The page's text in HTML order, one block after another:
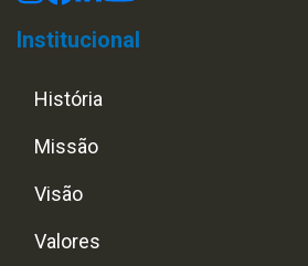
Institucional
História
Missão
Visão
Valores